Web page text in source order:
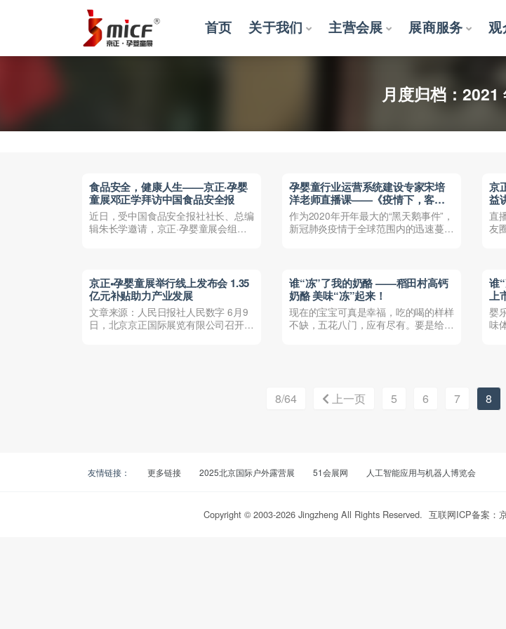
首页 关于我们 主营会展 展商服务 观
月度归档： 2021
食品安全，健康人生——京正·孕婴
童展邓正学拜访中国食品安全报
近日，受中国食品安全报社社长、总编
辑朱长学邀请，京正·孕婴童展会组委
孕婴童行业运营系统建设专家宋培
洋老师直播课——《疫情下，客户
引流与盈利解决方案》今晚开启
作为2020年开年最大的“黑天鹅事件”，
新冠肺炎疫情于全球范围内的迅速蔓延
京
益
直
友
京正•孕婴童展举行线上发布会 1.35
亿元补贴助力产业发展
文章来源：人民日报社人民数字 6月9
日，北京京正国际展览有限公司召开线
谁“冻”了我的奶酪 ——稻田村高钙
奶酪 美味“冻”起来！
现在的宝宝可真是幸福，吃的喝的样样
不缺，五花八门，应有尽有。要是给宝
谁
上
婴
味
8/64 上一页 5 6 7 8
友情链接： 更多链接 2025北京国际户外露营展 51会展网 人工智能应用与机器人博览会
Copyright © 2003-2026 Jingzheng All Rights Reserved. 互联网ICP备案：
全部